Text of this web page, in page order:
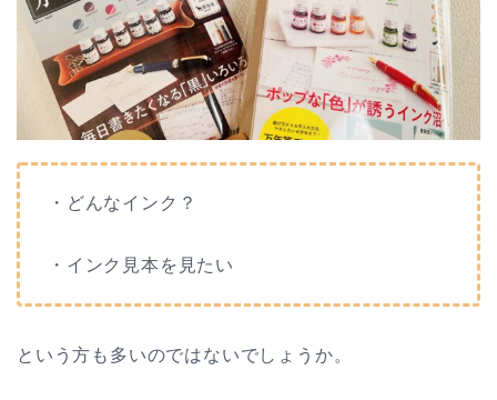
・どんなインク？
・インク見本を見たい
という方も多いのではないでしょうか。